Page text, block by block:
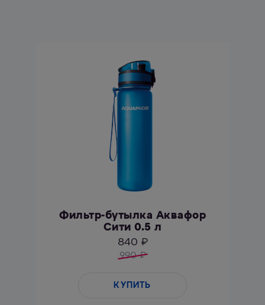
Фильтр-бутылка Аквафор
Сити 0.5 л
840 ₽
990 ₽
КУПИТЬ